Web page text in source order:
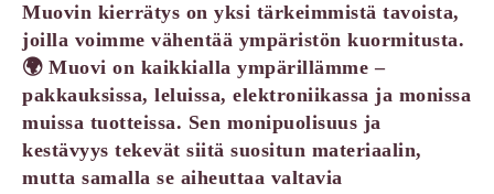
Muovin kierrätys on yksi tärkeimmistä tavoista,
joilla voimme vähentää ympäristön kuormitusta.
🌍 Muovi on kaikkialla ympärillämme –
pakkauksissa, leluissa, elektroniikassa ja monissa
muissa tuotteissa. Sen monipuolisuus ja
kestävyys tekevät siitä suositun materiaalin,
mutta samalla se aiheuttaa valtavia